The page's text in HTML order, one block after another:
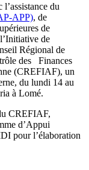
du
APP), de
de
de
Régional de
des Finances
(CREFIAF), un
du lundi 14 au
à Lomé.
CREFIAF,
d’Appui
pour l’élaboration